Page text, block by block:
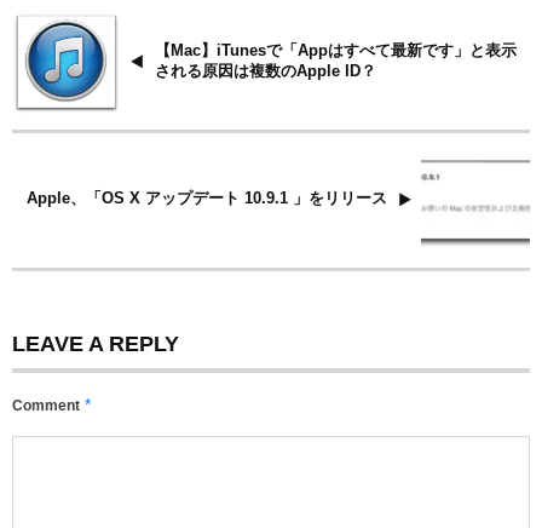
【Mac】iTunesで「Appはすべて最新です」と表示
される原因は複数のApple ID？
Apple、「OS X アップデート 10.9.1 」をリリース
LEAVE A REPLY
Comment *